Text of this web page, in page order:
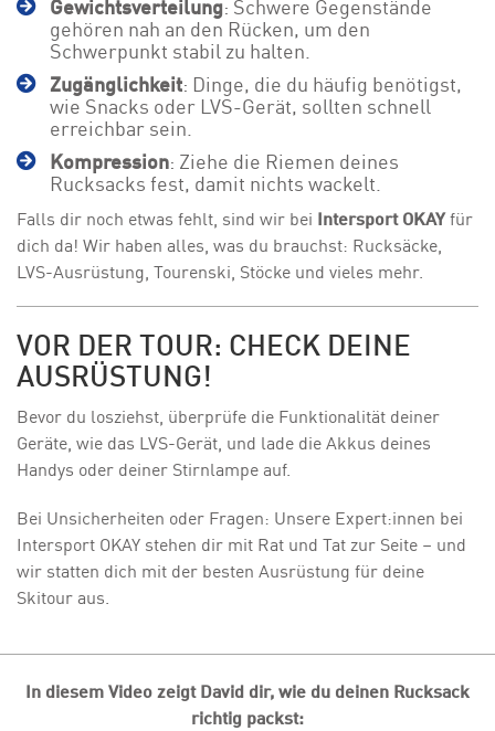
gehören nah an den Rücken, um den
Schwerpunkt stabil zu halten.
Zugänglichkeit: Dinge, die du häufig benötigst,
wie Snacks oder LVS-Gerät, sollten schnell
erreichbar sein.
Kompression: Ziehe die Riemen deines
Rucksacks fest, damit nichts wackelt.
Falls dir noch etwas fehlt, sind wir bei Intersport OKAYfür
dich da! Wir haben alles, was du brauchst: Rucksäcke,
LVS-Ausrüstung, Tourenski, Stöcke und vieles mehr.
VOR DER TOUR: CHECK DEINE
AUSRÜSTUNG!
Bevor du losziehst, überprüfe die Funktionalität deiner
Geräte, wie das LVS-Gerät, und lade die Akkus deines
Handys oder deiner Stirnlampe auf.
Bei Unsicherheiten oder Fragen: Unsere Expert:innen bei
Intersport OKAY stehen dir mit Rat und Tat zur Seite – und
wir statten dich mit der besten Ausrüstung für deine
Skitour aus.
In diesem Video zeigt David dir, wie du deinen Rucksack
richtig packst: